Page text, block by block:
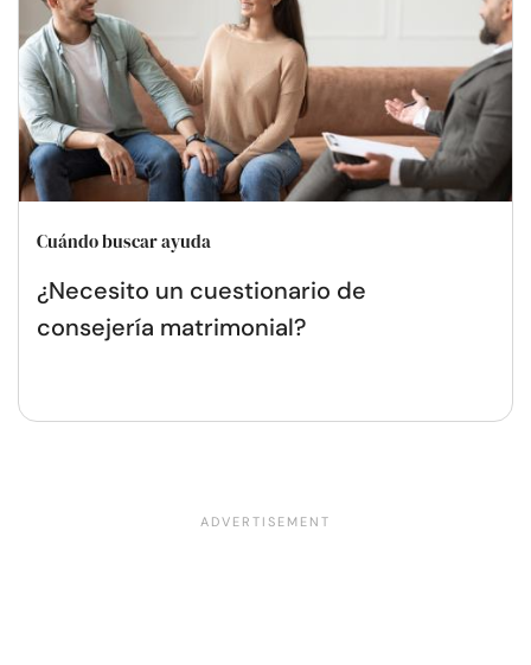
Cuándo buscar ayuda
¿Necesito un cuestionario de
consejería matrimonial?